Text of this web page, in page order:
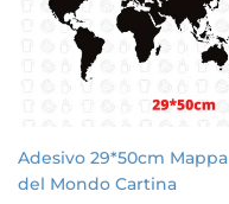
Adesivo 29*50cm Mappa
del Mondo Cartina